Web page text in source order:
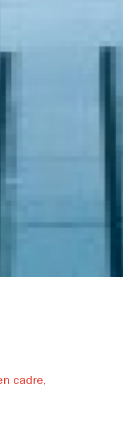
cadre,